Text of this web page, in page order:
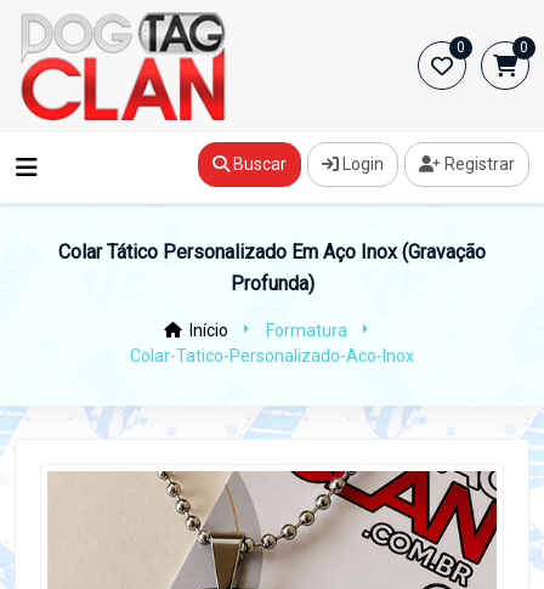
0 0
Buscar Login Registrar
Colar Tático Personalizado Em Aço Inox (Gravação
Profunda)
Início
Formatura
Colar-Tatico-Personalizado-Aco-Inox